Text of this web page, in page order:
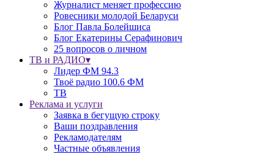
Журналист меняет профессию
Ровесники молодой Беларуси
Блог Павла Болейшиса
Блог Екатерины Серафинович
25 вопросов о личном
ТВ и РАДИО▾
Лидер ФМ 94.3
Твоё радио 100.6 ФМ
ТВ
Реклама и услуги
Заявка в бегущую строку
Ваши поздравления
Рекламодателям
Частные объявления